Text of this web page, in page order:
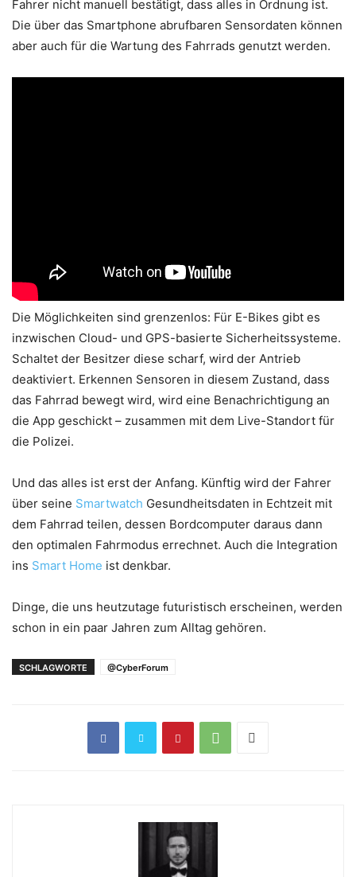
Fahrer nicht manuell bestätigt, dass alles in Ordnung ist.
Die über das Smartphone abrufbaren Sensordaten können
aber auch für die Wartung des Fahrrads genutzt werden.
Die Möglichkeiten sind grenzenlos: Für E-Bikes gibt es
inzwischen Cloud- und GPS-basierte Sicherheitssysteme.
Schaltet der Besitzer diese scharf, wird der Antrieb
deaktiviert. Erkennen Sensoren in diesem Zustand, dass
das Fahrrad bewegt wird, wird eine Benachrichtigung an
die App geschickt – zusammen mit dem Live-Standort für
die Polizei.
Und das alles ist erst der Anfang. Künftig wird der Fahrer
über seine Smartwatch Gesundheitsdaten in Echtzeit mit
dem Fahrrad teilen, dessen Bordcomputer daraus dann
den optimalen Fahrmodus errechnet. Auch die Integration
ins Smart Home ist denkbar.
Dinge, die uns heutzutage futuristisch erscheinen, werden
schon in ein paar Jahren zum Alltag gehören.
SCHLAGWORTE @CyberForum